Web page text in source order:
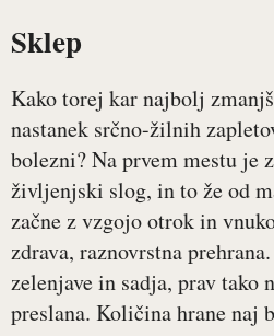
Sklep
Kako torej kar najbolj
nastanek srčno-žilnih
bolezni? Na prvem mestu je
življenjski slog, in to že od
začne z vzgojo otrok in
zdrava, raznovrstna
zelenjave in sadja, prav tako
preslana. Količina hrane naj